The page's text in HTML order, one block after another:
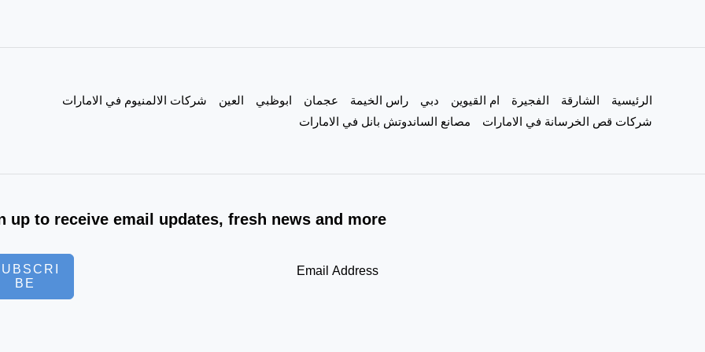
الرئيسية الشارقة الفجيرة ام القيوين دبي راس الخيمة عجمان ابوظبي العين
شركات الالمنيوم في الامارات
شركات قص الخرسانة في الامارات
مصانع الساندوتش بانل في الامارات
up to receive email updates, fresh news and more!
BE